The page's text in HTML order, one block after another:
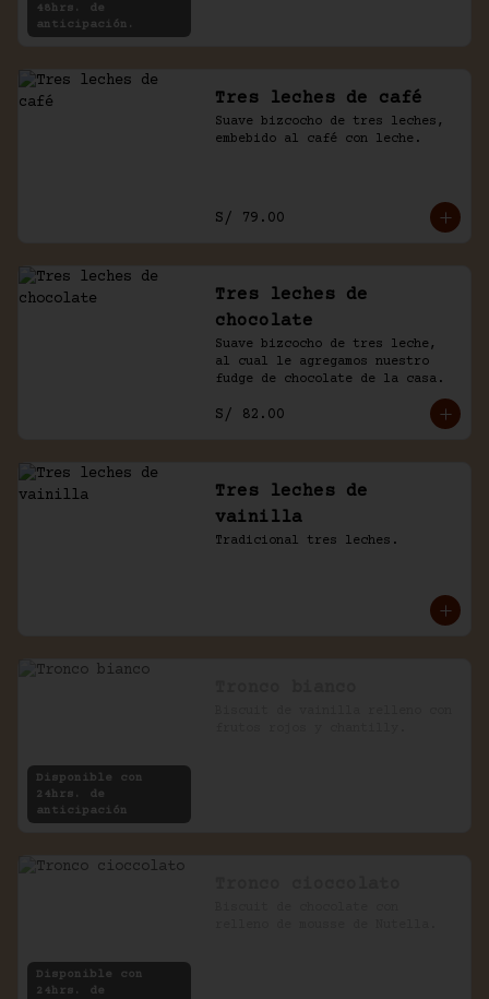
48hrs. de
anticipación.
Tres leches de café
Suave bizcocho de tres leches,
embebido al café con leche.
S/ 79.00
Tres leches de
chocolate
Suave bizcocho de tres leche,
al cual le agregamos nuestro
fudge de chocolate de la casa.
S/ 82.00
Tres leches de
vainilla
Tradicional tres leches.
Disponible con
24hrs. de
anticipación
Disponible con
24hrs. de